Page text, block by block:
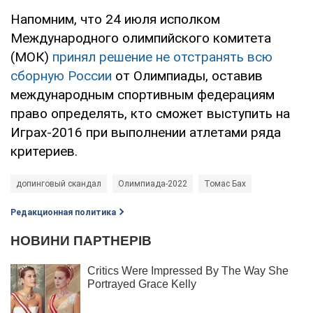
Напомним, что 24 июля исполком
Международного олимпийского комитета
(МОК) принял решение не отстранять всю
сборную России от Олимпиады, оставив
международным спортивным федерациям
право определять, кто сможет выступить на
Играх-2016 при выполнении атлетами ряда
критериев.
допинговый скандал Олимпиада-2022 Томас Бах
Редакционная политика